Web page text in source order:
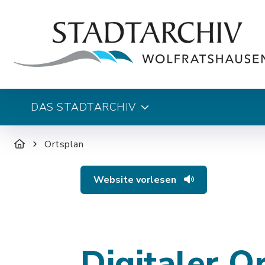
DAS STADTARCHIV
Ortsplan
Website vorlesen